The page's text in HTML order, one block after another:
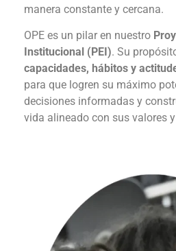
manera constante y cercana.
OPE es un pilar en nuestro
Institucional (PEI). Su
capacidades, hábitos y
para que logren su máximo
decisiones informadas y
vida alineado con sus valores